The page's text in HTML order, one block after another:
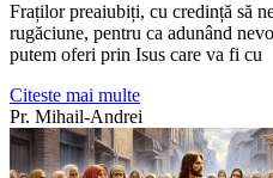
Fraților preaiubiți, cu credință să
rugăciune, pentru ca adunând
putem oferi prin Isus care va fi cu
Citeste mai multe
Pr. Mihail-Andrei